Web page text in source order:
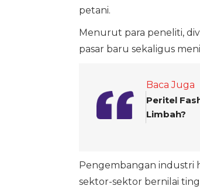
petani.
Menurut para peneliti,
pasar baru sekaligus
Baca Juga
Peritel
Limbah?
Pengembangan industri
sektor-sektor bernilai